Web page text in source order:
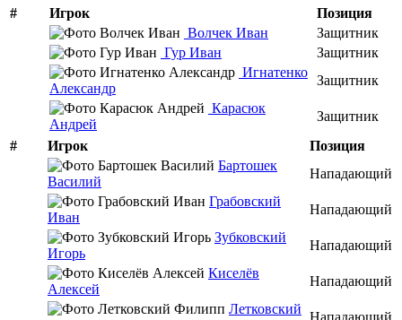
#
Игрок
Позиция
Волчек Иван
Защитник
Гур Иван
Защитник
Игнатенко
Александр
Защитник
Карасюк
Андрей
Защитник
#
Игрок
Позиция
Бартошек
Василий
Нападающий
Грабовский
Иван
Нападающий
Зубковский
Игорь
Нападающий
Киселёв
Алексей
Нападающий
Летковский
Нападающий